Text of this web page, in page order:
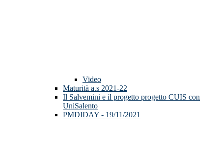
Video
Maturità a.s 2021-22
Il Salvemini e il progetto progetto CUIS con
UniSalento
PMDIDAY - 19/11/2021